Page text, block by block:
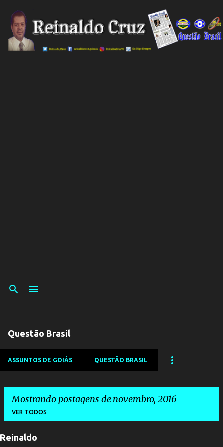
Pular para o conteúdo
Questão Brasil
ASSUNTOS DE GOIÁS QUESTÃO BRASIL
Mostrando postagens de novembro, 2016
VER TODOS
Reinaldo